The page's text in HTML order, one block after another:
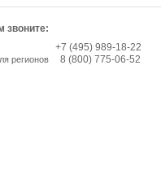
звоните:
регионов
+7 (495) 989-18-22
8 (800) 775-06-52